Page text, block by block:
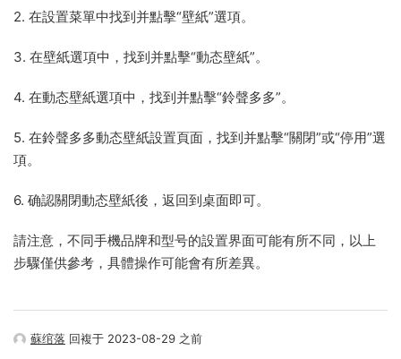
2. 在設置菜單中找到并點擊“壁紙”選項。
3. 在壁紙選項中，找到并點擊“動态壁紙”。
4. 在動态壁紙選項中，找到并點擊“鈴聲多多”。
5. 在鈴聲多多動态壁紙設置頁面，找到并點擊“關閉”或“停用”選
項。
6. 确認關閉動态壁紙後，返回到桌面即可。
請注意，不同手機品牌和型号的設置界面可能有所不同，以上
步驟僅供參考，具體操作可能會有所差異。
蘇绾落 回複于 2023-08-29 之前